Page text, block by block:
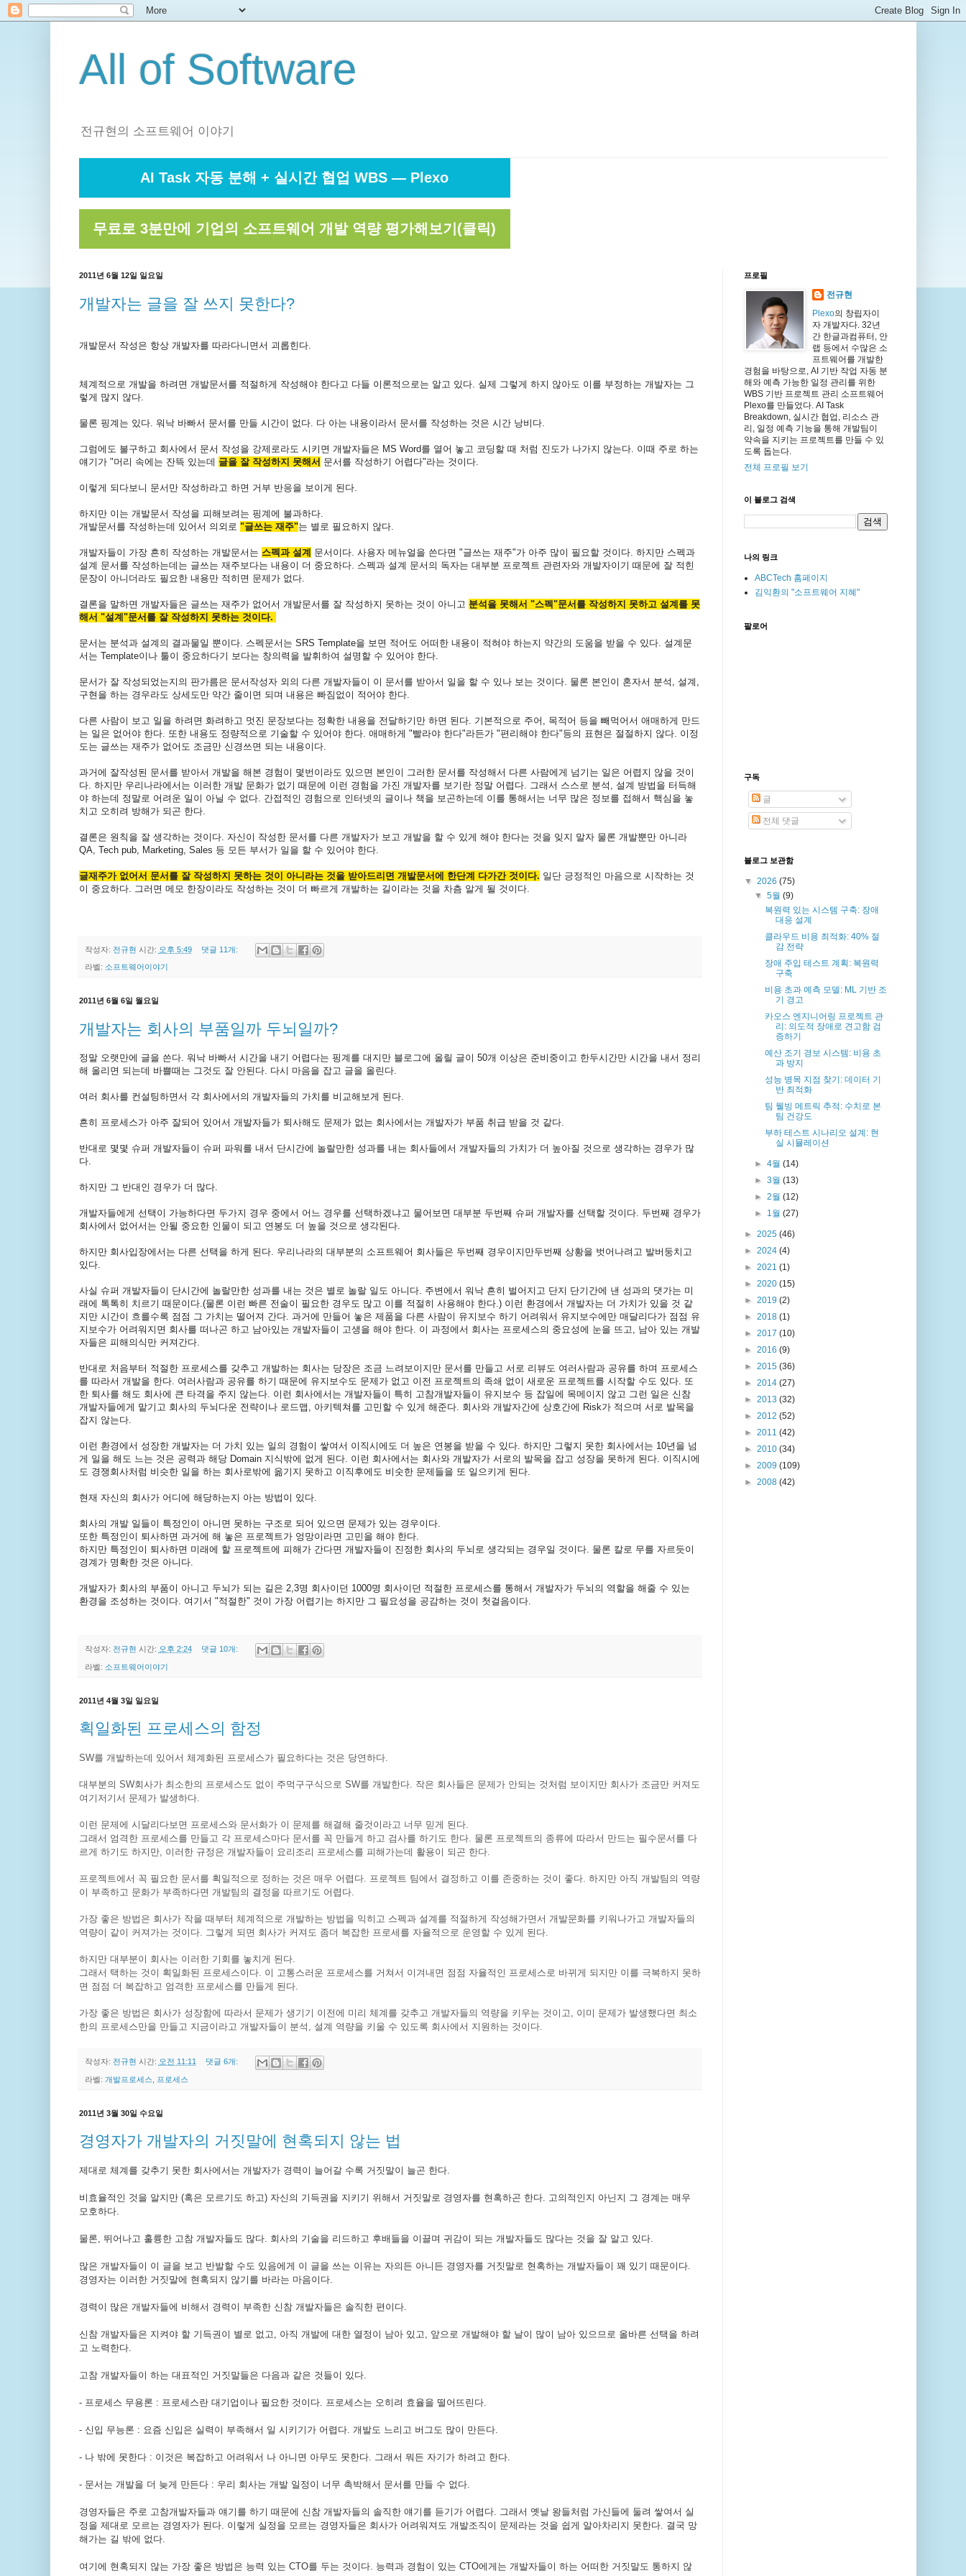
All of Software
전규현의 소프트웨어 이야기
AI Task 자동 분해 + 실시간 협업 WBS — Plexo
무료로 3분만에 기업의 소프트웨어 개발 역량 평가해보기(클릭)
2011년 6월 12일 일요일
개발자는 글을 잘 쓰지 못한다?
개발문서 작성은 항상 개발자를 따라다니면서 괴롭힌다.
체계적으로 개발을 하려면 개발문서를 적절하게 작성해야 한다고 다들 이론적으로는 알고 있다. 실제 그렇게 하지 않아도 이를 부정하는 개발자는 그
렇게 많지 않다.
물론 핑계는 있다. 워낙 바빠서 문서를 만들 시간이 없다. 다 아는 내용이라서 문서를 작성하는 것은 시간 낭비다.
그럼에도 불구하고 회사에서 문서 작성을 강제로라도 시키면 개발자들은 MS Word를 열어 놓고 코딩할 때 처럼 진도가 나가지 않는다. 이때 주로 하는
얘기가 "머리 속에는 잔뜩 있는데 글을 잘 작성하지 못해서 문서를 작성하기 어렵다"라는 것이다.
이렇게 되다보니 문서만 작성하라고 하면 거부 반응을 보이게 된다.
하지만 이는 개발문서 작성을 피해보려는 핑계에 불과하다.
개발문서를 작성하는데 있어서 의외로 "글쓰는 재주"는 별로 필요하지 않다.
개발자들이 가장 흔히 작성하는 개발문서는 스펙과 설계
문서이다. 사용자 메뉴얼을 쓴다면 "글쓰는 재주"가 아주 많이 필요할 것이다. 하지만 스펙과
설계 문서를 작성하는데는 글쓰는 재주보다는 내용이 더 중요하다. 스펙과 설계 문서의 독자는 대부분 프로젝트 관련자와 개발자이기 때문에 잘 적힌
문장이 아니더라도 필요한 내용만 적히면 문제가 없다.
결론을 말하면 개발자들은 글쓰는 재주가 없어서 개발문서를 잘 작성하지 못하는 것이 아니고 분석을 못해서 "스펙"문서를 작성하지 못하고 설계를 못
해서 "설계"문서를 잘 작성하지 못하는 것이다.
문서는 분석과 설계의 결과물일 뿐이다. 스펙문서는 SRS Template을 보면 적어도 어떠한 내용이 적혀야 하는지 약간의 도움을 받을 수 있다. 설계문
서는 Template이나 툴이 중요하다기 보다는 창의력을 발휘하여 설명할 수 있어야 한다.
문서가 잘 작성되었는지의 판가름은 문서작성자 외의 다른 개발자들이 이 문서를 받아서 일을 할 수 있나 보는 것이다. 물론 본인이 혼자서 분석, 설계,
구현을 하는 경우라도 상세도만 약간 줄이면 되며 내용은 빠짐없이 적어야 한다.
다른 사람이 보고 일을 하려면 화려하고 멋진 문장보다는 정확한 내용을 전달하기만 하면 된다. 기본적으로 주어, 목적어 등을 빼먹어서 애매하게 만드
는 일은 없어야 한다. 또한 내용도 정량적으로 기술할 수 있어야 한다. 애매하게 "빨라야 한다"라든가 "편리해야 한다"등의 표현은 절절하지 않다. 이정
도는 글쓰는 재주가 없어도 조금만 신경쓰면 되는 내용이다.
과거에 잘작성된 문서를 받아서 개발을 해본 경험이 몇번이라도 있으면 본인이 그러한 문서를 작성해서 다른 사람에게 넘기는 일은 어렵지 않을 것이
다. 하지만 우리나라에서는 이러한 개발 문화가 없기 때문에 이런 경험을 가진 개발자를 보기란 정말 어렵다. 그래서 스스로 분석, 설계 방법을 터득해
야 하는데 정말로 어려운 일이 아닐 수 없다. 간접적인 경험으로 인터넷의 글이나 책을 보곤하는데 이를 통해서는 너무 많은 정보를 접해서 핵심을 놓
치고 오히려 방해가 되곤 한다.
결론은 원칙을 잘 생각하는 것이다. 자신이 작성한 문서를 다른 개발자가 보고 개발을 할 수 있게 해야 한다는 것을 잊지 말자 물론 개발뿐만 아니라
QA, Tech pub, Marketing, Sales 등 모든 부서가 일을 할 수 있어야 한다.
글재주가 없어서 문서를 잘 작성하지 못하는 것이 아니라는 것을 받아드리면 개발문서에 한단계 다가간 것이다. 일단 긍정적인 마음으로 시작하는 것
이 중요하다. 그러면 메모 한장이라도 작성하는 것이 더 빠르게 개발하는 길이라는 것을 차츰 알게 될 것이다.
작성자: 전규현 시간: 오후 5:49 댓글 11개:
라벨: 소프트웨어이야기
2011년 6월 6일 월요일
개발자는 회사의 부품일까 두뇌일까?
정말 오랫만에 글을 쓴다. 워낙 바빠서 시간을 내기 어렵다는 핑계를 대지만 블로그에 올릴 글이 50개 이상은 준비중이고 한두시간만 시간을 내서 정리
해 올리면 되는데 바쁠때는 그것도 잘 안된다. 다시 마음을 잡고 글을 올린다.
여러 회사를 컨설팅하면서 각 회사에서의 개발자들의 가치를 비교해보게 된다.
흔히 프로세스가 아주 잘되어 있어서 개발자들가 퇴사해도 문제가 없는 회사에서는 개발자가 부품 취급 받을 것 같다.
반대로 몇몇 슈퍼 개발자들이 슈퍼 파워를 내서 단시간에 놀랄만한 성과를 내는 회사들에서 개발자들의 가치가 더 높아질 것으로 생각하는 경우가 많
다.
하지만 그 반대인 경우가 더 많다.
개발자들에게 선택이 가능하다면 두가지 경우 중에서 어느 경우를 선택하겠냐고 물어보면 대부분 두번째 슈퍼 개발자를 선택할 것이다. 두번째 경우가
회사에서 없어서는 안될 중요한 인물이 되고 연봉도 더 높을 것으로 생각된다.
하지만 회사입장에서는 다른 선택을 하게 된다. 우리나라의 대부분의 소프트웨어 회사들은 두번째 경우이지만두번째 상황을 벗어나려고 발버둥치고
있다.
사실 슈퍼 개발자들이 단시간에 놀랄만한 성과를 내는 것은 별로 놀랄 일도 아니다. 주변에서 워낙 흔히 벌어지고 단지 단기간에 낸 성과의 댓가는 미
래에 톡톡히 치르기 때문이다.(물론 이런 빠른 전술이 필요한 경우도 많고 이를 적절히 사용해야 한다.) 이런 환경에서 개발자는 더 가치가 있을 것 같
지만 시간이 흐를수록 점점 그 가치는 떨어져 간다. 과거에 만들어 놓은 제품을 다른 사람이 유지보수 하기 어려워서 유지보수에만 매달리다가 점점 유
지보수가 어려워지면 회사를 떠나곤 하고 남아있는 개발자들이 고생을 해야 한다. 이 과정에서 회사는 프로세스의 중요성에 눈을 뜨고, 남아 있는 개발
자들은 피해의식만 커져간다.
반대로 처음부터 적절한 프로세스를 갖추고 개발하는 회사는 당장은 조금 느려보이지만 문서를 만들고 서로 리뷰도 여러사람과 공유를 하며 프로세스
를 따라서 개발을 한다. 여러사람과 공유를 하기 때문에 유지보수도 문제가 없고 이전 프로젝트의 족쇄 없이 새로운 프로젝트를 시작할 수도 있다. 또
한 퇴사를 해도 회사에 큰 타격을 주지 않는다. 이런 회사에서는 개발자들이 특히 고참개발자들이 유지보수 등 잡일에 목메이지 않고 그런 일은 신참
개발자들에게 맡기고 회사의 두뇌다운 전략이나 로드맵, 아키텍쳐를 고민할 수 있게 해준다. 회사와 개발자간에 상호간에 Risk가 적으며 서로 발목을
잡지 않는다.
이런 환경에서 성장한 개발자는 더 가치 있는 일의 경험이 쌓여서 이직시에도 더 높은 연봉을 받을 수 있다. 하지만 그렇지 못한 회사에서는 10년을 넘
게 일을 해도 느는 것은 공력과 해당 Domain 지식밖에 없게 된다. 이런 회사에서는 회사와 개발자가 서로의 발목을 잡고 성장을 못하게 된다. 이직시에
도 경쟁회사처럼 비슷한 일을 하는 회사로밖에 옮기지 못하고 이직후에도 비숫한 문제들을 또 일으키게 된다.
현재 자신의 회사가 어디에 해당하는지 아는 방법이 있다.
회사의 개발 일들이 특정인이 아니면 못하는 구조로 되어 있으면 문제가 있는 경우이다.
또한 특정인이 퇴사하면 과거에 해 놓은 프로젝트가 엉망이라면 고민을 해야 한다.
하지만 특정인이 퇴사하면 미래에 할 프로젝트에 피해가 간다면 개발자들이 진정한 회사의 두뇌로 생각되는 경우일 것이다. 물론 칼로 무를 자르듯이
경계가 명확한 것은 아니다.
개발자가 회사의 부품이 아니고 두뇌가 되는 길은 2,3명 회사이던 1000명 회사이던 적절한 프로세스를 통해서 개발자가 두뇌의 역할을 해줄 수 있는
환경을 조성하는 것이다. 여기서 "적절한" 것이 가장 어렵기는 하지만 그 필요성을 공감하는 것이 첫걸음이다.
작성자: 전규현 시간: 오후 2:24 댓글 10개:
라벨: 소프트웨어이야기
2011년 4월 3일 일요일
획일화된 프로세스의 함정
SW를 개발하는데 있어서 체계화된 프로세스가 필요하다는 것은 당연하다.
대부분의 SW회사가 최소한의 프로세스도 없이 주먹구구식으로 SW를 개발한다. 작은 회사들은 문제가 안되는 것처럼 보이지만 회사가 조금만 커져도
여기저기서 문제가 발생하다.
이런 문제에 시달리다보면 프로세스와 문서화가 이 문제를 해결해 줄것이라고 너무 믿게 된다.
그래서 엄격한 프로세스를 만들고 각 프로세스마다 문서를 꼭 만들게 하고 검사를 하기도 한다. 물론 프로젝트의 종류에 따라서 만드는 필수문서를 다
르게 하기도 하지만, 이러한 규정은 개발자들이 요리조리 프로세스를 피해가는데 활용이 되곤 한다.
프로젝트에서 꼭 필요한 문서를 획일적으로 정하는 것은 매우 어렵다. 프로젝트 팀에서 결정하고 이를 존중하는 것이 좋다. 하지만 아직 개발팀의 역량
이 부족하고 문화가 부족하다면 개발팀의 결정을 따르기도 어렵다.
가장 좋은 방법은 회사가 작을 때부터 체계적으로 개발하는 방법을 익히고 스펙과 설계를 적절하게 작성해가면서 개발문화를 키워나가고 개발자들의
역량이 같이 커져가는 것이다. 그렇게 되면 회사가 커져도 좀더 복잡한 프로세를 자율적으로 운영할 수 있게 된다.
하지만 대부분이 회사는 이러한 기회를 놓치게 된다.
그래서 택하는 것이 획일화된 프로세스이다. 이 고통스러운 프로세스를 거쳐서 이겨내면 점점 자율적인 프로세스로 바뀌게 되지만 이를 극복하지 못하
면 점점 더 복잡하고 엄격한 프로세스를 만들게 된다.
가장 좋은 방법은 회사가 성장함에 따라서 문제가 생기기 이전에 미리 체계를 갖추고 개발자들의 역량을 키우는 것이고, 이미 문제가 발생했다면 최소
한의 프로세스만을 만들고 지금이라고 개발자들이 분석, 설계 역량을 키울 수 있도록 회사에서 지원하는 것이다.
작성자: 전규현 시간: 오전 11:11 댓글 6개:
라벨: 개발프로세스 프로세스
2011년 3월 30일 수요일
경영자가 개발자의 거짓말에 현혹되지 않는 법
제대로 체계를 갖추기 못한 회사에서는 개발자가 경력이 늘어갈 수록 거짓말이 늘곤 한다.
비효율적인 것을 알지만 (혹은 모르기도 하고) 자신의 기득권을 지키기 위해서 거짓말로 경영자를 현혹하곤 한다. 고의적인지 아닌지 그 경계는 매우
모호하다.
물론, 뛰어나고 훌륭한 고참 개발자들도 많다. 회사의 기술을 리드하고 후배들을 이끌며 귀감이 되는 개발자들도 많다는 것을 잘 알고 있다.
많은 개발자들이 이 글을 보고 반발할 수도 있음에게 이 글을 쓰는 이유는 자의든 아니든 경영자를 거짓말로 현혹하는 개발자들이 꽤 있기 때문이다.
경영자는 이러한 거짓말에 현혹되지 않기를 바라는 마음이다.
경력이 많은 개발자들에 비해서 경력이 부족한 신참 개발자들은 솔직한 편이다.
신참 개발자들은 지켜야 할 기득권이 별로 없고, 아직 개발에 대한 열정이 남아 있고, 앞으로 개발해야 할 날이 많이 남아 있으므로 올바른 선택을 하려
고 노력한다.
고참 개발자들이 하는 대표적인 거짓말들은 다음과 같은 것들이 있다.
- 프로세스 무용론 : 프로세스란 대기업이나 필요한 것이다. 프로세스는 오히려 효율을 떨어뜨린다.
- 신입 무능론 : 요즘 신입은 실력이 부족해서 일 시키기가 어렵다. 개발도 느리고 버그도 많이 만든다.
- 나 밖에 못한다 : 이것은 복잡하고 어려워서 나 아니면 아무도 못한다. 그래서 뭐든 자기가 하려고 한다.
- 문서는 개발을 더 늦게 만든다 : 우리 회사는 개발 일정이 너무 촉박해서 문서를 만들 수 없다.
경영자들은 주로 고참개발자들과 얘기를 하기 때문에 신참 개발자들의 솔직한 얘기를 듣기가 어렵다. 그래서 옛날 왕들처럼 가신들에 둘려 쌓여서 실
정을 제대로 모르는 경영자가 된다. 이렇게 실정을 모르는 경영자들은 회사가 어려워져도 개발조직이 문제라는 것을 쉽게 알아차리지 못한다. 결국 망
해가는 길 밖에 없다.
여기에 현혹되지 않는 가장 좋은 방법은 능력 있는 CTO를 두는 것이다. 능력과 경험이 있는 CTO에게는 개발자들이 하는 어떠한 거짓말도 통하지 않
프로필
전규현
Plexo의 창립자이
자 개발자다. 32년
간 한글과컴퓨터, 안
랩 등에서 수많은 소
프트웨어를 개발한
경험을 바탕으로, AI 기반 작업 자동 분
해와 예측 가능한 일정 관리를 위한
WBS 기반 프로젝트 관리 소프트웨어
Plexo를 만들었다. AI Task
Breakdown, 실시간 협업, 리소스 관
리, 일정 예측 기능을 통해 개발팀이
약속을 지키는 프로젝트를 만들 수 있
도록 돕는다.
전체 프로필 보기
이 블로그 검색
나의 링크
ABCTech 홈페이지
김익환의 "소프트웨어 지혜"
팔로어
구독
글
전체 댓글
블로그 보관함
▼ 2026 (75)
▼ 5월 (9)
복원력 있는 시스템 구축: 장애
대응 설계
클라우드 비용 최적화: 40% 절
감 전략
장애 주입 테스트 계획: 복원력
구축
비용 초과 예측 모델: ML 기반 조
기 경고
카오스 엔지니어링 프로젝트 관
리: 의도적 장애로 견고함 검
증하기
예산 조기 경보 시스템: 비용 초
과 방지
성능 병목 지점 찾기: 데이터 기
반 최적화
팀 웰빙 메트릭 추적: 수치로 본
팀 건강도
부하 테스트 시나리오 설계: 현
실 시뮬레이션
► 4월 (14)
► 3월 (13)
► 2월 (12)
► 1월 (27)
► 2025 (46)
► 2024 (4)
► 2021 (1)
► 2020 (15)
► 2019 (2)
► 2018 (1)
► 2017 (10)
► 2016 (9)
► 2015 (36)
► 2014 (27)
► 2013 (32)
► 2012 (52)
► 2011 (42)
► 2010 (34)
► 2009 (109)
► 2008 (42)